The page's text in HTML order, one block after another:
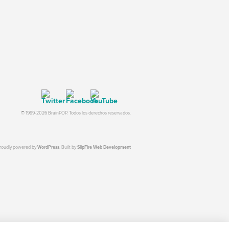
© 1999-2026 BrainPOP. Todos los derechos reservados.
powered byWordPress. Built bySlipFire Web Development